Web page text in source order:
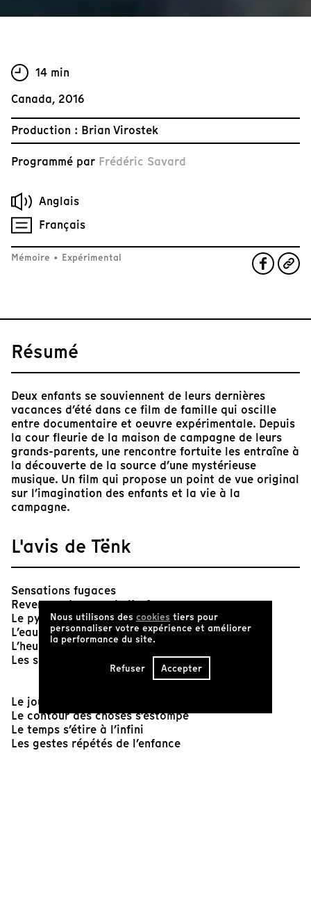
14 min
Canada, 2016
Production : Brian Virostek
Programmé par Frédéric Savard
Anglais
Français
Mémoire • Expérimental
Résumé
Deux enfants se souviennent de leurs dernières
vacances d’été dans ce film de famille qui oscille
entre documentaire et oeuvre expérimentale. Depuis
la cour fleurie de la maison de campagne de leurs
grands-parents, une rencontre fortuite les entraîne à
la découverte de la source d’une mystérieuse
musique. Un film qui propose un point de vue original
sur l’imagination des enfants et la vie à la
campagne.
L'avis de Tënk
Sensations fugaces
Revenues du pays de l’enfance
Le pyjama sur la peau, l’été
L’eau qui dégoutte
L’heure bleue
Les soirs bleus d’été
Le jour disparaît
Le contour des choses s’estompe
Le temps s’étire à l’infini
Les gestes répétés de l’enfance
Nous utilisons des cookies tiers pour
personnaliser votre expérience et améliorer
la performance du site.
Refuser Accepter